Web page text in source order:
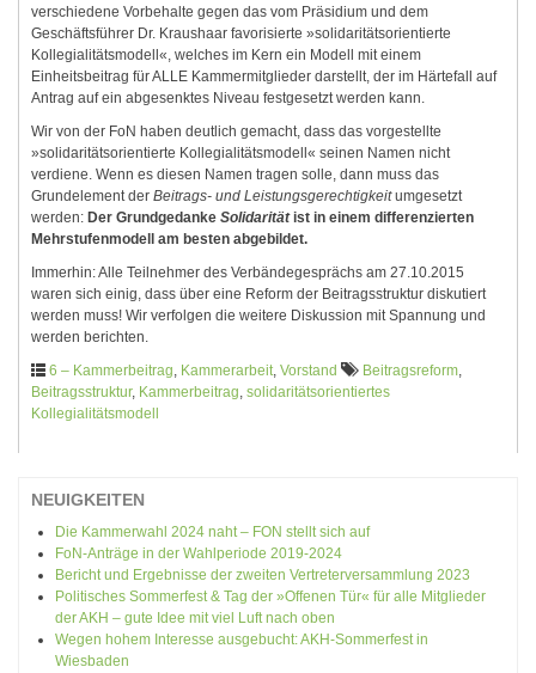
verschiedene Vorbehalte gegen das vom Präsidium und dem
Geschäftsführer Dr. Kraushaar favorisierte »solidaritätsorientierte
Kollegialitätsmodell«, welches im Kern ein Modell mit einem
Einheitsbeitrag für ALLE Kammermitglieder darstellt, der im Härtefall auf
Antrag auf ein abgesenktes Niveau festgesetzt werden kann.
Wir von der FoN haben deutlich gemacht, dass das vorgestellte
»solidaritätsorientierte Kollegialitätsmodell« seinen Namen nicht
verdiene. Wenn es diesen Namen tragen solle, dann muss das
Grundelement der Beitrags‐ und Leistungsgerechtigkeitumgesetzt
werden: Der Grundgedanke Solidaritätist in einem differenzierten
Mehrstufenmodell am besten abgebildet.
Immerhin: Alle Teilnehmer des Verbändegesprächs am 27.10.2015
waren sich einig, dass über eine Reform der Beitragsstruktur diskutiert
werden muss! Wir verfolgen die weitere Diskussion mit Spannung und
werden berichten.
6 – Kammerbeitrag, Kammerarbeit, Vorstand Beitragsreform,
Beitragsstruktur, Kammerbeitrag, solidaritätsorientiertes
Kollegialitätsmodell
NEUIGKEITEN
Die Kammerwahl 2024 naht – FON stellt sich auf
FoN-Anträge in der Wahlperiode 2019-2024
Bericht und Ergebnisse der zweiten Vertreterversammlung 2023
Politisches Sommerfest & Tag der »Offenen Tür« für alle Mitglieder
der AKH – gute Idee mit viel Luft nach oben
Wegen hohem Interesse ausgebucht: AKH-Sommerfest in
Wiesbaden